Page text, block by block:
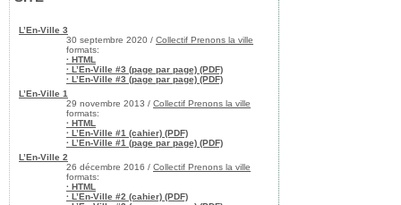
L’En-Ville 3
30 septembre 2020 / Collectif Prenons la ville
formats:
· HTML
· L’En-Ville #3 (page par page) (PDF)
· L’En-Ville #3 (page par page) (PDF)
L’En-Ville 1
29 novembre 2013 / Collectif Prenons la ville
formats:
· HTML
· L’En-Ville #1 (cahier) (PDF)
· L’En-Ville #1 (page par page) (PDF)
L’En-Ville 2
26 décembre 2016 / Collectif Prenons la ville
formats:
· HTML
· L’En-Ville #2 (cahier) (PDF)